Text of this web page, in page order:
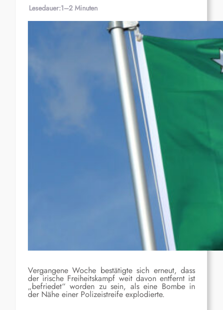
Lesedauer:1–2 Minuten
Vergangene Woche bestätigte sich erneut, dass
der irische Freiheitskampf weit davon entfernt ist
„befriedet“ worden zu sein, als eine Bombe in
der Nähe einer Polizeistreife explodierte.